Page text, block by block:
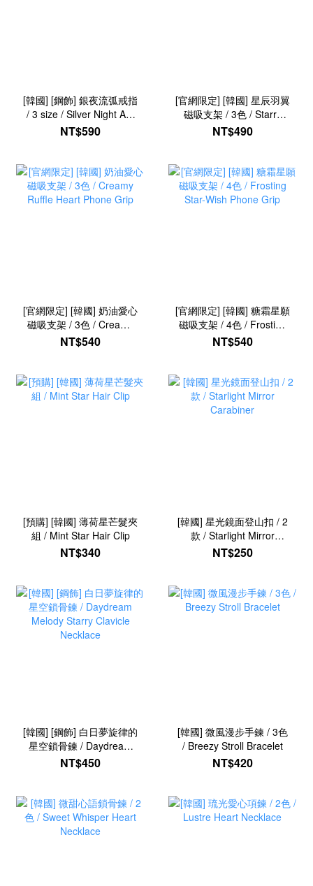
[韓國] [鋼飾] 銀夜流弧戒指
/ 3 size / Silver Night Arc
Ring
NT$590
[官網限定] [韓國] 星辰羽翼
磁吸支架 / 3色 / Starry
Wings Phone Grip
NT$490
[官網限定] [韓國] 奶油愛心
磁吸支架 / 3色 / Creamy
Ruffle Heart Phone Grip
NT$540
[官網限定] [韓國] 糖霜星願
磁吸支架 / 4色 / Frosting
Star-Wish Phone Grip
NT$540
[預購] [韓國] 薄荷星芒髮夾
組 / Mint Star Hair Clip
NT$340
[韓國] 星光鏡面登山扣 / 2
款 / Starlight Mirror
Carabiner
NT$250
[韓國] [鋼飾] 白日夢旋律的
星空鎖骨鍊 / Daydream
Melody Starry Clavicle
Necklace
NT$450
[韓國] 微風漫步手鍊 / 3色
/ Breezy Stroll Bracelet
NT$420